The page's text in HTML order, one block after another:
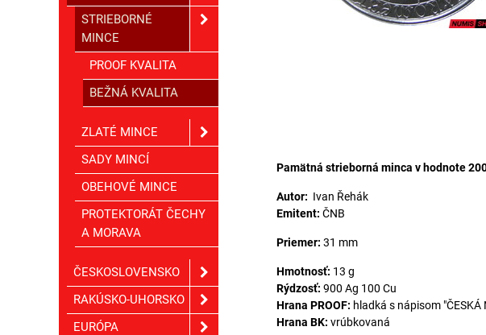
Pamätná strieborná minca v hodnote
Autor: Ivan Řehák
Emitent: ČNB
Priemer: 31 mm
Hmotnosť: 13 g
Rýdzosť: 900 Ag 100 Cu
Hrana PROOF: hladká s nápisom
Hrana BK: vrúbkovaná
STRIEBORNÉ
MINCE
PROOF KVALITA
BEŽNÁ KVALITA
ZLATÉ MINCE
SADY MINCÍ
OBEHOVÉ MINCE
PROTEKTORÁT ČECHY
A MORAVA
ČESKOSLOVENSKO
RAKÚSKO-UHORSKO
EURÓPA